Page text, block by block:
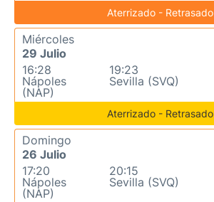
Aterrizado - Retrasado
Miércoles
29 Julio
16:28
Nápoles
(NAP)
19:23
Sevilla (SVQ)
Aterrizado - Retrasado
Domingo
26 Julio
17:20
Nápoles
(NAP)
20:15
Sevilla (SVQ)